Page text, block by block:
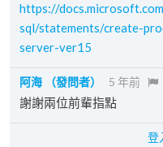
https://
sql/statements/create-
server-ver15
阿海 （發問者） 5 年前
謝謝兩位前輩指點
登